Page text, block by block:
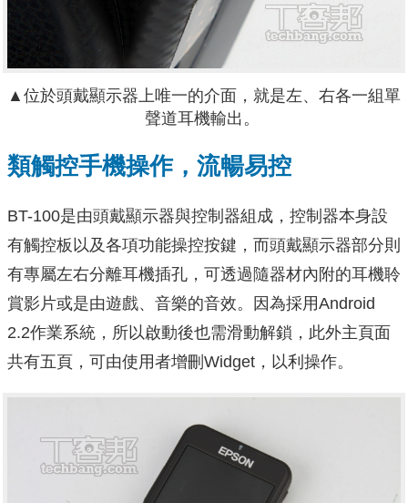
▲ 位於頭戴顯示器上唯一的介面，就是左、右各一組單
聲道耳機輸出。
類觸控手機操作，流暢易控
BT-100是由頭戴顯示器與控制器組成，控制器本身設
有觸控板以及各項功能操控按鍵，而頭戴顯示器部分則
有專屬左右分離耳機插孔，可透過隨器材內附的耳機聆
賞影片或是由遊戲、音樂的音效。因為採用Android
2.2作業系統，所以啟動後也需滑動解鎖，此外主頁面
共有五頁，可由使用者增刪Widget，以利操作。